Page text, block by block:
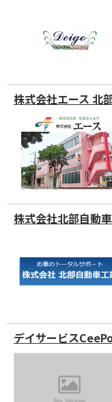
株式会社エース 北
株式会社北部自動
デイサービス